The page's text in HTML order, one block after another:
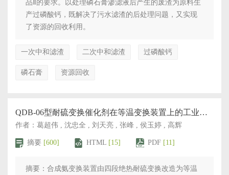
品Ⅱ的要求。以处理磷石膏渗滤液后产生的废渣为原料生
产过磷酸钙，既解决了污水滤渣的后处理问题，又实现
了资源的回收利用。
一次中和滤渣 二次中和滤渣 过磷酸钙
磷石膏 资源回收
QDB-06型耐硫变换催化剂在等温变换装置上的工业应用
作者：葛超伟 , 沈忠全 , 刘天亮 , 张峰 , 侯玉婷 , 高辉
摘要 [600] HTML [15] PDF [11]
摘要：合成氨变换装置由四段绝热耐硫变换改造为等温